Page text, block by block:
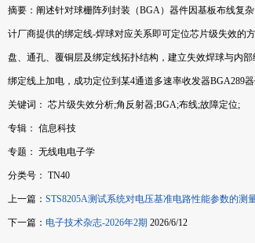
摘要：阐述针对球栅阵列封装（BGA）器件因基板布线复
计厂商提供的绑定线-焊球对应关系即可定位芯片级失效的
盘、通孔、覆铜层及绑定线拓扑结构，建立失效焊球与内
绑定线上加电，成功定位到某4通道多速率收发器BGA289
关键词： 芯片级失效分析;角反射器;BGA;布线;故障定位;
专辑： 信息科技
专题： 无线电电子学
分类号： TN40
上一篇： STS8205A测试系统对电压基准电路性能参数的测
下一篇： 电子技术杂志-2026年2期 2026/6/12